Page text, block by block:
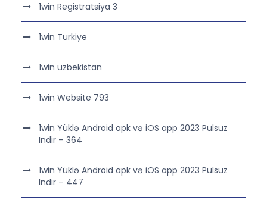
1win Registratsiya 3
1win Turkiye
1win uzbekistan
1win Website 793
1win Yüklə Android apk və iOS app 2023 Pulsuz
Indir – 364
1win Yüklə Android apk və iOS app 2023 Pulsuz
Indir – 447